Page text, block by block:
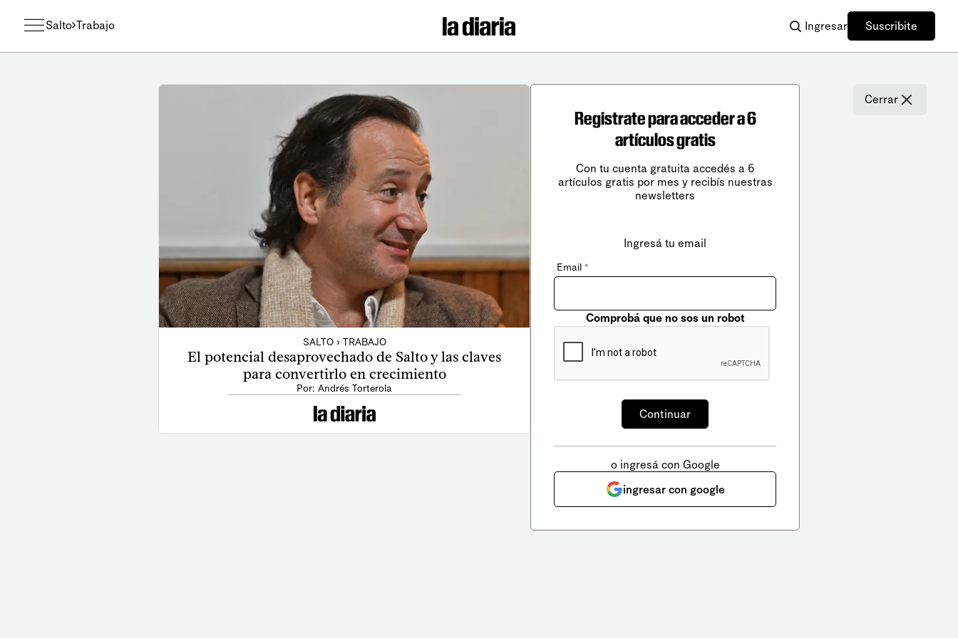
Salto Trabajo Ingresar Suscribite
SALTO › TRABAJO
El potencial desaprovechado de Salto y las claves
para convertirlo en crecimiento
Por: Andrés Torterola
Cerrar
Registrate para acceder a 6
artículos gratis
Con tu cuenta gratuita accedés a 6
artículos gratis por mes y recibís nuestras
newsletters
Ingresá tu email
Email *
Comprobá que no sos un robot
o ingresá con Google
ingresar con google